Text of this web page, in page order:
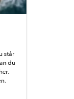
står
du